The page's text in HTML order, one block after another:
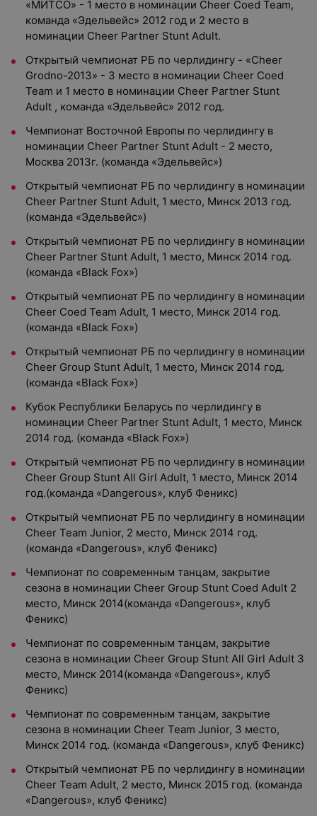
«МИТСО» - 1 место в номинации Cheer Coed Team,
команда «Эдельвейс» 2012 год и 2 место в
номинации Cheer Partner Stunt Adult.
Открытый чемпионат РБ по черлидингу - «Cheer
Grodno-2013» - 3 место в номинации Cheer Coed
Team и 1 место в номинации Cheer Partner Stunt
Adult , команда «Эдельвейс» 2012 год.
Чемпионат Восточной Европы по черлидингу в
номинации Cheer Partner Stunt Adult - 2 место,
Москва 2013г. (команда «Эдельвейс»)
Открытый чемпионат РБ по черлидингу в номинации
Cheer Partner Stunt Adult, 1 место, Минск 2013 год.
(команда «Эдельвейс»)
Открытый чемпионат РБ по черлидингу в номинации
Cheer Partner Stunt Adult, 1 место, Минск 2014 год.
(команда «Black Fox»)
Открытый чемпионат РБ по черлидингу в номинации
Cheer Coed Team Adult, 1 место, Минск 2014 год.
(команда «Black Fox»)
Открытый чемпионат РБ по черлидингу в номинации
Cheer Group Stunt Adult, 1 место, Минск 2014 год.
(команда «Black Fox»)
Кубок Республики Беларусь по черлидингу в
номинации Cheer Partner Stunt Adult, 1 место, Минск
2014 год. (команда «Black Fox»)
Открытый чемпионат РБ по черлидингу в номинации
Cheer Group Stunt All Girl Adult, 1 место, Минск 2014
год.(команда «Dangerous», клуб Феникс)
Открытый чемпионат РБ по черлидингу в номинации
Cheer Team Junior, 2 место, Минск 2014 год.
(команда «Dangerous», клуб Феникс)
Чемпионат по современным танцам, закрытие
сезона в номинации Cheer Group Stunt Coed Adult 2
место, Минск 2014(команда «Dangerous», клуб
Феникс)
Чемпионат по современным танцам, закрытие
сезона в номинации Cheer Group Stunt All Girl Adult 3
место, Минск 2014(команда «Dangerous», клуб
Феникс)
Чемпионат по современным танцам, закрытие
сезона в номинации Cheer Team Junior, 3 место,
Минск 2014 год. (команда «Dangerous», клуб Феникс)
Открытый чемпионат РБ по черлидингу в номинации
Cheer Team Adult, 2 место, Минск 2015 год. (команда
«Dangerous», клуб Феникс)